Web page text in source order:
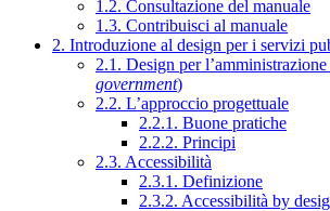
1.2. Consultazione del manuale
1.3. Contribuisci al manuale
2. Introduzione al design per i servizi
2.1. Design per
government)
2.2. L’approccio progettuale
2.2.1. Buone pratiche
2.2.2. Principi
2.3. Accessibilità
2.3.1. Definizione
2.3.2. Accessibilità by